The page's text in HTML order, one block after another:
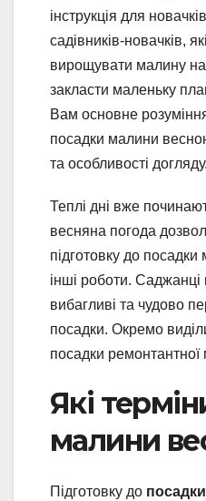
інструкція для
садівників-новачків,
вирощувати малину
закласти маленьку
Вам основне
посадки малини
та особливості догляду.
Теплі дні вже
весняна погода
підготовку до
інші роботи.
вибагливі та чудово
посадки. Окремо
посадки ремонтантної
Які
малини
Підготовку до